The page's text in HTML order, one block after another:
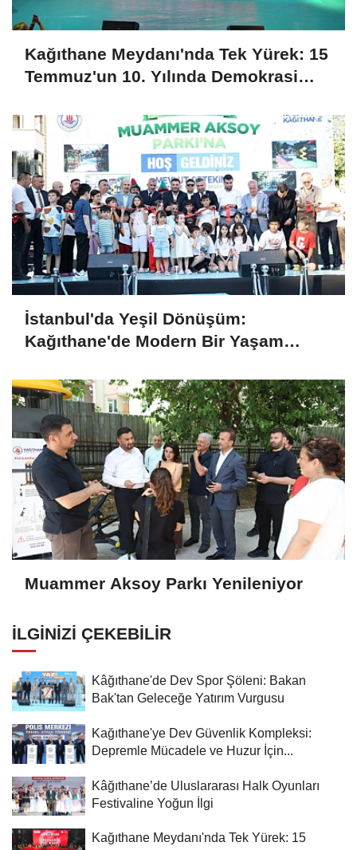
Kağıthane Meydanı'nda Tek Yürek: 15
Temmuz'un 10. Yılında Demokrasi
İstanbul'da Yeşil Dönüşüm:
Kağıthane'de Modern Bir Yaşam
Muammer Aksoy Parkı Yenileniyor
İLGINIZI ÇEKEBILIR
Kâğıthane'de Dev Spor Şöleni: Bakan
Bak'tan Geleceğe Yatırım Vurgusu
Kağıthane'ye Dev Güvenlik Kompleksi:
Depremle Mücadele ve Huzur İçin...
Kâğıthane’de Uluslararası Halk Oyunları
Festivaline Yoğun İlgi
Kağıthane Meydanı'nda Tek Yürek: 15